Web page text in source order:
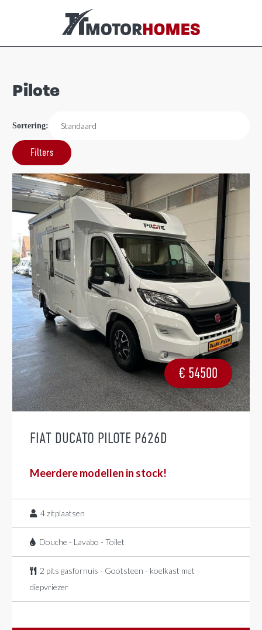
Pilote
Sortering:
Filters
€ 54500
FIAT DUCATO PILOTE P626D
Meerdere modellen in stock!
4zitplaatsen
Douche - Lavabo - Toilet
2 pits gasfornuis - Gootsteen - koelkast met
diepvriezer